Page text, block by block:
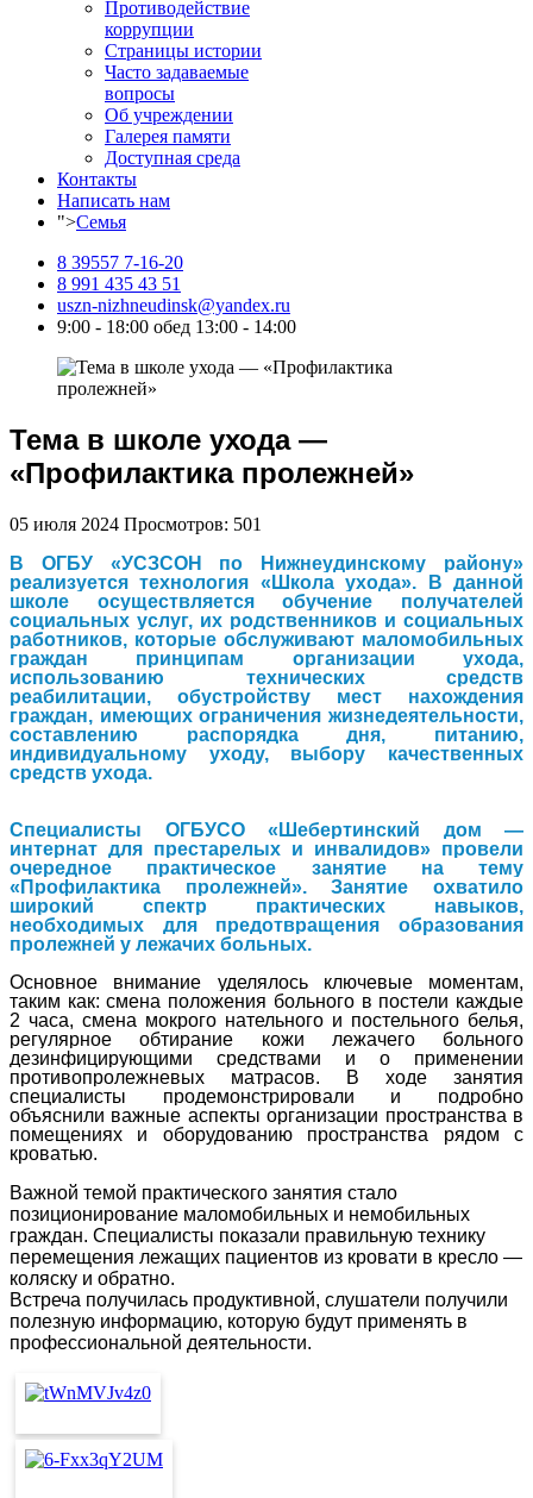
Противодействие
коррупции
Страницы истории
Часто задаваемые
вопросы
Об учреждении
Галерея памяти
Доступная среда
Контакты
Написать нам
">Семья
8 39557 7-16-20
8 991 435 43 51
uszn-nizhneudinsk@yandex.ru
9:00 - 18:00 обед 13:00 - 14:00
Тема в школе ухода —
«Профилактика пролежней»
05 июля 2024 Просмотров: 501
В ОГБУ «УСЗСОН по Нижнеудинскому району»
реализуется технология «Школа ухода». В данной
школе осуществляется обучение получателей
социальных услуг, их родственников и социальных
работников, которые обслуживают маломобильных
граждан принципам организации ухода,
использованию технических средств
реабилитации, обустройству мест нахождения
граждан, имеющих ограничения жизнедеятельности,
составлению распорядка дня, питанию,
индивидуальному уходу, выбору качественных
средств ухода.
Специалисты ОГБУСО «Шебертинский дом —
интернат для престарелых и инвалидов» провели
очередное практическое занятие на тему
«Профилактика пролежней». Занятие охватило
широкий спектр практических навыков,
необходимых для предотвращения образования
пролежней у лежачих больных.
Основное внимание уделялось ключевые моментам,
таким как: смена положения больного в постели каждые
2 часа, смена мокрого нательного и постельного белья,
регулярное обтирание кожи лежачего больного
дезинфицирующими средствами и о применении
противопролежневых матрасов. В ходе занятия
специалисты продемонстрировали и подробно
объяснили важные аспекты организации пространства в
помещениях и оборудованию пространства рядом с
кроватью.
Важной темой практического занятия стало
позиционирование маломобильных и немобильных
граждан. Специалисты показали правильную технику
перемещения лежащих пациентов из кровати в кресло —
коляску и обратно.
Встреча получилась продуктивной, слушатели получили
полезную информацию, которую будут применять в
профессиональной деятельности.